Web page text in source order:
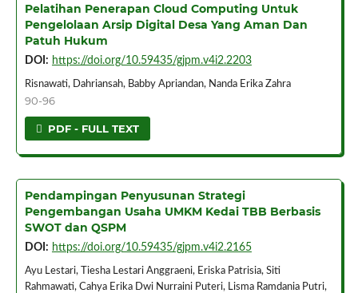
Pelatihan Penerapan Cloud Computing Untuk
Pengelolaan Arsip Digital Desa Yang Aman Dan
Patuh Hukum
DOI: https://doi.org/10.59435/gjpm.v4i2.2203
Risnawati, Dahriansah, Babby Apriandan, Nanda Erika Zahra
90-96
PDF - FULL TEXT
Pendampingan Penyusunan Strategi
Pengembangan Usaha UMKM Kedai TBB Berbasis
SWOT dan QSPM
DOI: https://doi.org/10.59435/gjpm.v4i2.2165
Ayu Lestari, Tiesha Lestari Anggraeni, Eriska Patrisia, Siti
Rahmawati, Cahya Erika Dwi Nurraini Puteri, Lisma Ramdania Putri,